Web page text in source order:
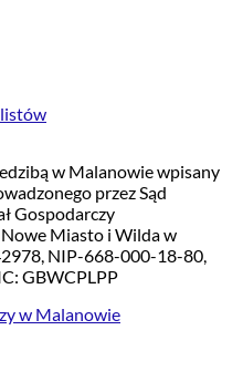
w Malanowie wpisany
przez Sąd
Gospodarczy
Miasto i Wilda w
NIP-668-000-18-80,
GBWCPLPP
w Malanowie